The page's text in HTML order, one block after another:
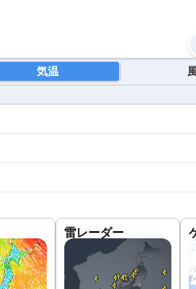
気温
雷レーダー